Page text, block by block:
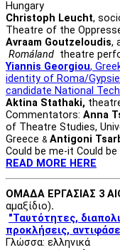
Hungary
Christoph Leucht,
Theatre of the
Avraam Goutzeloudis,
Romáland theatre
Yiannis Georgiou,
identity of Roma/
candidate National
Aktina Stathaki,
Commentators: Anna
of Theatre Studies,
Greece & Antigoni
Could be me-it Could be
READ MORE HERE
ΟΜΑΔΑ ΕΡΓΑΣΙΑΣ 3
αμαξίδιο).
"Ταυτότητες,
προκλήσεις,
Γλώσσα: ελληνικά